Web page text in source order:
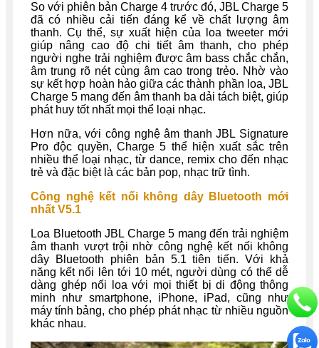
So với phiên bản Charge 4 trước đó, JBL Charge 5
đã có nhiều cải tiến đáng kể về chất lượng âm
thanh. Cụ thể, sự xuất hiện của loa tweeter mới
giúp nâng cao độ chi tiết âm thanh, cho phép
người nghe trải nghiệm được âm bass chắc chắn,
âm trung rõ nét cùng âm cao trong trẻo. Nhờ vào
sự kết hợp hoàn hảo giữa các thành phần loa, JBL
Charge 5 mang đến âm thanh ba dải tách biệt, giúp
phát huy tốt nhất mọi thể loại nhạc.
Hơn nữa, với công nghệ âm thanh JBL Signature
Pro độc quyền, Charge 5 thể hiện xuất sắc trên
nhiều thể loại nhạc, từ dance, remix cho đến nhạc
trẻ và đặc biệt là các bản pop, nhạc trữ tình.
Công nghệ kết nối không dây Bluetooth mới
nhất V5.1
Loa Bluetooth JBL Charge 5 mang đến trải nghiệm
âm thanh vượt trội nhờ công nghệ kết nối không
dây Bluetooth phiên bản 5.1 tiên tiến. Với khả
năng kết nối lên tới 10 mét, người dùng có thể dễ
dàng ghép nối loa với mọi thiết bị di động thông
minh như smartphone, iPhone, iPad, cũng như
máy tính bảng, cho phép phát nhạc từ nhiều nguồn
khác nhau.